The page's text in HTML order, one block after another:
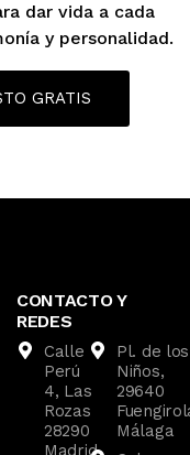
dar vida a cada
y personalidad.
GRATIS
CONTACTO Y
REDES
Calle
Perú
4, Las
Rozas
28290
Madrid
Pl. de los
Niños,
29640
Málaga